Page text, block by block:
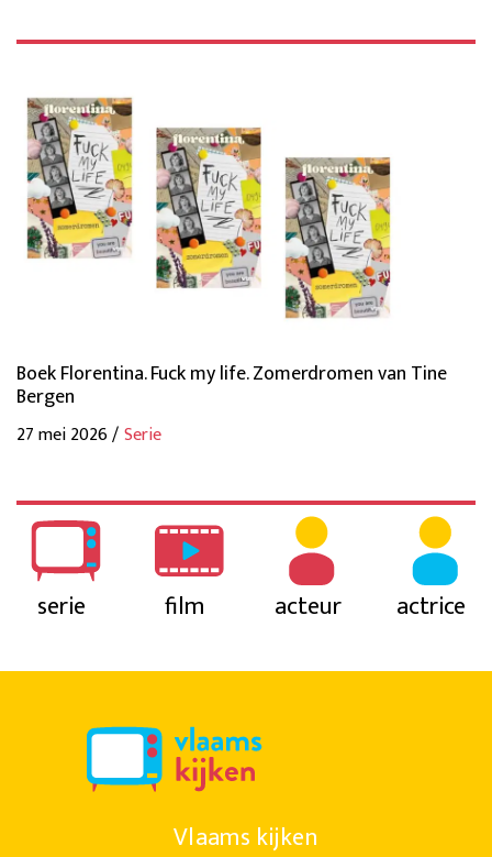
Boek Florentina. Fuck my life. Zomerdromen van Tine
Bergen
27 mei 2026 /Serie
serie film acteur actrice
Vlaams kijken